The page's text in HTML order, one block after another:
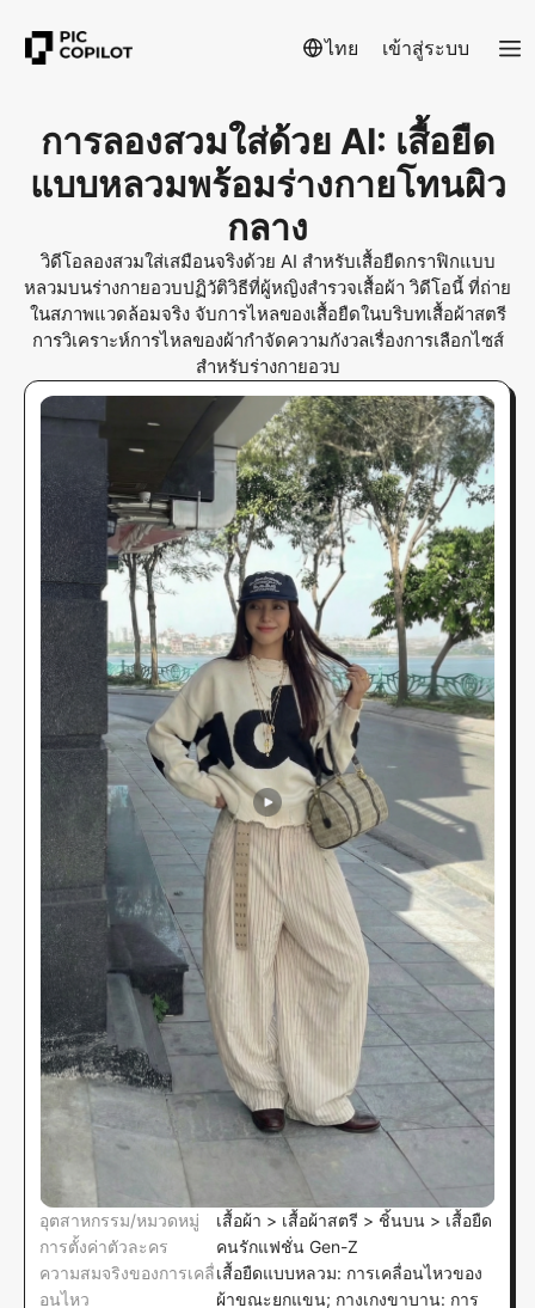
ไทย เข้าสู่ระบบ
การลองสวมใส่ด้วย AI: เสื้อยืด
แบบหลวมพร้อมร่างกายโทนผิว
กลาง
วิดีโอลองสวมใส่เสมือนจริงด้วย AI สำหรับเสื้อยืดกราฟิกแบบ
หลวมบนร่างกายอวบปฏิวัติวิธีที่ผู้หญิงสำรวจเสื้อผ้า วิดีโอนี้ ที่ถ่าย
ในสภาพแวดล้อมจริง จับการไหลของเสื้อยืดในบริบทเสื้อผ้าสตรี
การวิเคราะห์การไหลของผ้ากำจัดความกังวลเรื่องการเลือกไซส์
สำหรับร่างกายอวบ
อุตสาหกรรม/หมวดหมู่
เสื้อผ้า > เสื้อผ้าสตรี > ชิ้นบน > เสื้อยืด
การตั้งค่าตัวละคร
คนรักแฟชั่น Gen-Z
ความสมจริงของการเคลื่
อนไหว
เสื้อยืดแบบหลวม: การเคลื่อนไหวของ
ผ้าขณะยกแขน; กางเกงขาบาน: การ